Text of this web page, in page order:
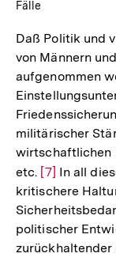
Fälle
Daß Politik und
von Männern
aufgenommen
militärischer
wirtschaftlichen
etc. Zur
Auflösung
der
Fußnote
[7] In all
kritischere
politischer
zurückhaltender